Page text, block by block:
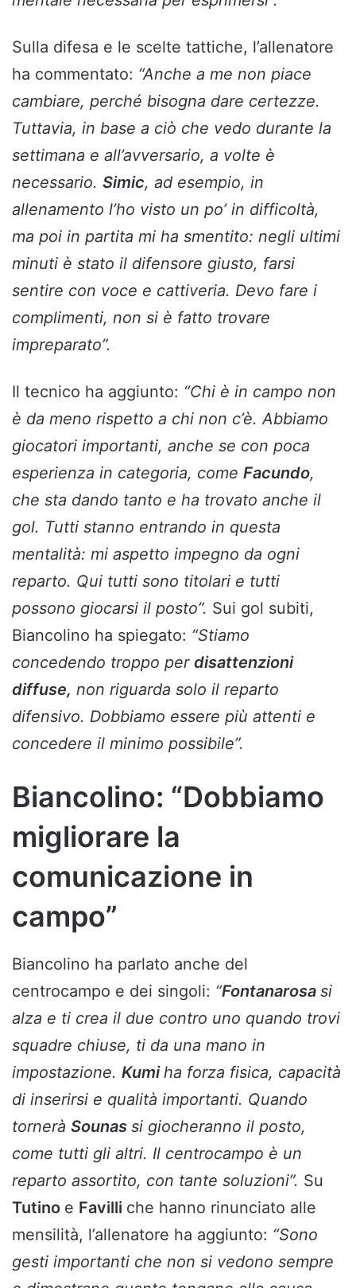
Sulla difesa e le scelte tattiche, l’allenatore
ha commentato: “Anche a me non piace
cambiare, perché bisogna dare certezze.
Tuttavia, in base a ciò che vedo durante la
settimana e all’avversario, a volte è
necessario. Simic, ad esempio, in
allenamento l’ho visto un po’ in difficoltà,
ma poi in partita mi ha smentito: negli ultimi
minuti è stato il difensore giusto, farsi
sentire con voce e cattiveria. Devo fare i
complimenti, non si è fatto trovare
impreparato”.
Il tecnico ha aggiunto: “Chi è in campo non
è da meno rispetto a chi non c’è. Abbiamo
giocatori importanti, anche se con poca
esperienza in categoria, come Facundo,
che sta dando tanto e ha trovato anche il
gol. Tutti stanno entrando in questa
mentalità: mi aspetto impegno da ogni
reparto. Qui tutti sono titolari e tutti
possono giocarsi il posto”. Sui gol subiti,
Biancolino ha spiegato: “Stiamo
concedendo troppo per disattenzioni
diffuse, non riguarda solo il reparto
difensivo. Dobbiamo essere più attenti e
concedere il minimo possibile”.
Biancolino: “Dobbiamo
migliorare la
comunicazione in
campo”
Biancolino ha parlato anche del
centrocampo e dei singoli: “Fontanarosa si
alza e ti crea il due contro uno quando trovi
squadre chiuse, ti da una mano in
impostazione. Kumiha forza fisica, capacità
di inserirsi e qualità importanti. Quando
tornerà Sounas si giocheranno il posto,
come tutti gli altri. Il centrocampo è un
reparto assortito, con tante soluzioni”. Su
Tutino e Favilli che hanno rinunciato alle
mensilità, l’allenatore ha aggiunto: “Sono
gesti importanti che non si vedono sempre